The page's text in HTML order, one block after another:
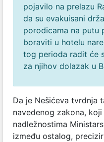
pojavilo na prelazu
da su evakuisani
porodicama na putu
boraviti u hotelu
tog perioda radit će
za njihov dolazak u
Da je Nešićeva tvrdnja
navedenog zakona,
nadležnostima
između ostalog,